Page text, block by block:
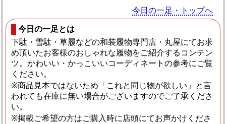
今日の一足・トップへ
今日の一足とは
下駄・雪駄・草履などの和装履物専門店・丸屋にてお求
め頂いたお客様のおしゃれな履物をご紹介するコンテン
ツ。かわいい・かっこいいコーディネートの参考にご覧
ください。
※商品見本ではないため「これと同じ物が欲しい」と言
われても在庫に無い場合がございますのでご了承くださ
い。
※掲載ご希望の方はご購入時に店頭にてお声かけくださ